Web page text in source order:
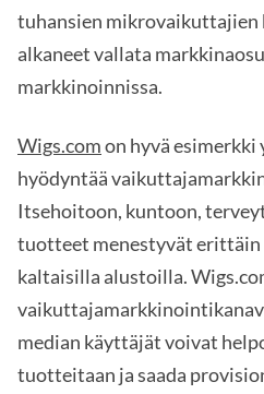
tuhansien mikrovaikuttajien
alkaneet vallata
markkinoinnissa.
Wigs.comon hyvä esimerkki
hyödyntää
Itsehoitoon, kuntoon,
tuotteet menestyvät erittäin
kaltaisilla alustoilla.
median käyttäjät voivat
tuotteitaan ja saada